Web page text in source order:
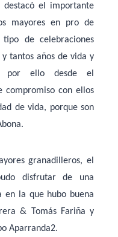
destacó el importante
mayores en pro de
de celebraciones
tantos años de vida y
por ello desde el
compromiso con ellos
de vida, porque son
granadilleros, el
disfrutar de una
en la que hubo buena
& Tomás Fariña y
Aparranda2.